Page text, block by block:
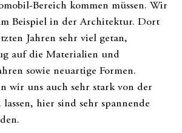
Bereich kommen müssen. Wir
Beispiel in der Architektur. Dort
Jahren sehr viel getan,
auf die Materialien und
sowie neuartige Formen.
wir uns auch sehr stark von der
hier sind sehr spannende